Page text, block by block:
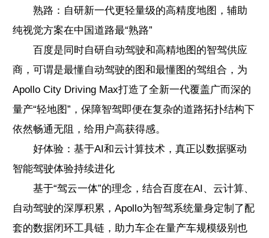
熟路：自研新一代更轻量级的高精度地图，辅助
纯视觉方案在中国道路最“熟路”
百度是同时自研自动驾驶和高精地图的智驾供应
商，可谓是最懂自动驾驶的图和最懂图的驾组合，为
Apollo City Driving Max打造了全新一代覆盖广而深的
量产“轻地图”，保障智驾即便在复杂的道路拓扑结构下
依然畅通无阻，给用户高获得感。
好体验：基于AI和云计算技术，真正以数据驱动
智能驾驶体验持续进化
基于“驾云一体”的理念，结合百度在AI、云计算、
自动驾驶的深厚积累，Apollo为智驾系统量身定制了配
套的数据闭环工具链，助力车企在量产车规模级别也